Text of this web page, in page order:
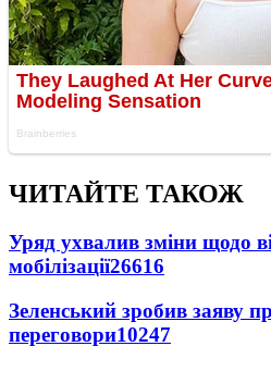
ЧИТАЙТЕ ТАКОЖ
Уряд ухвалив зміни щодо
мобілізації26616
Зеленський зробив заяву
переговори10247